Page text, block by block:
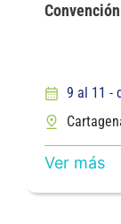
9 al 11 -
Ver más